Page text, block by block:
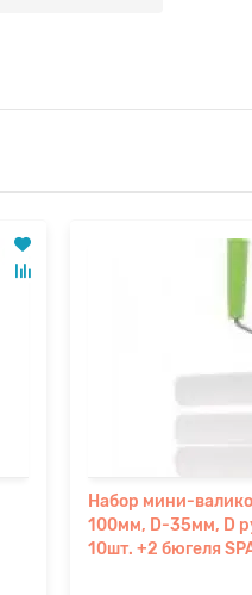
Набор мини-
100мм, D-35мм, D
10шт. +2 бюгеля